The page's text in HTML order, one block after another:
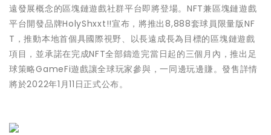
遠發展概念的區塊鏈遊戲社群平台即將登場。NFT兼區塊鏈遊戲
平台開發品牌HolyShxxt!!宣布，將推出8,888套球員限量版NF
T，推動本地首個具國際視野、以長遠成長為目標的區塊鏈遊戲
項目，並承諾在完成NFT全部鑄造完當日起的三個月內，推出足
球策略GameFi遊戲讓全球玩家參與，一同邊玩邊賺。發售詳情
將於2022年1月11日正式公布。